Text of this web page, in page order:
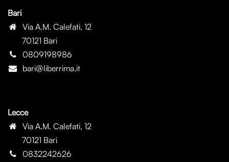
Bari
Via A.M. Calefati, 12
70121 Bari
0809198986
bari@liberrima.it
Lecce
Via A.M. Calefati, 12
70121 Bari
0832242626